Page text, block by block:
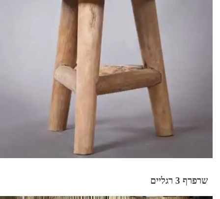
שרפרף 3 רגליים